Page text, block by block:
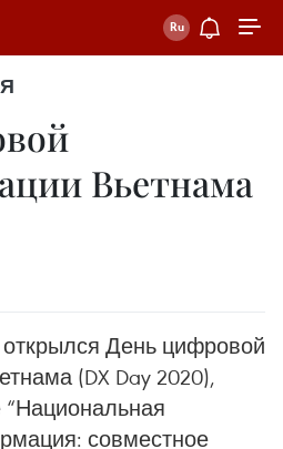
Вьетнама
открылся День цифровой
(DX Day 2020),
совместное